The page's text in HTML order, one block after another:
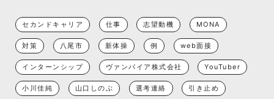
セカンドキャリア 仕事 志望動機 MONA
対策 八尾市 新体操 例 web面接
インターンシップ ヴァンパイア株式会社 YouTuber
小川佳純 山口しのぶ 選考連絡 引き止め